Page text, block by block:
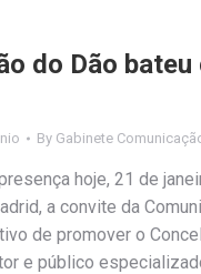
do Dão
By Gabinete
hoje, 21 de
a convite da
de promover o
e público